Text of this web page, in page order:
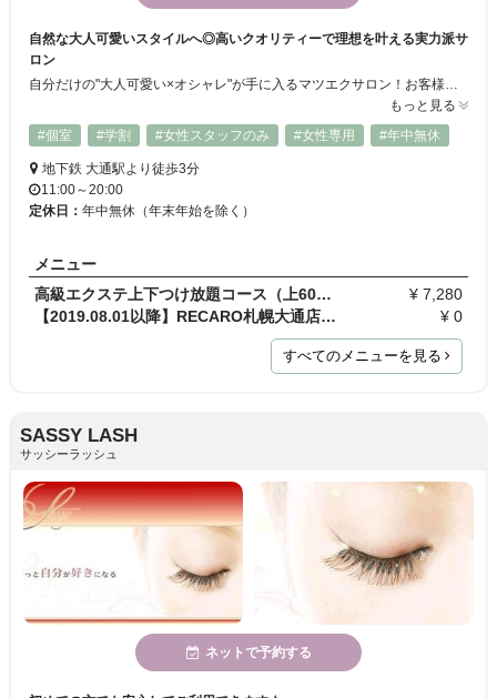
自然な大人可愛いスタイルへ◎高いクオリティーで理想を叶える実力派サ
ロン
自分だけの"大人可愛い×オシャレ"が手に入るマツエクサロン！お客様のお目元に合わせてカールや長さ、デザインをご提案します♪施術も快適にお過ごし頂けるようにリクライニングチェアをご用意してます！またグルー(接着剤)は信頼性の高い国産を使用しているので、お肌が弱い方でも大丈夫です♪
もっと見る
#個室
#学割 #女性スタッフのみ #女性専用 #年中無休
地下鉄 大通駅より徒歩3分
11:00～20:00
定休日： 年中無休（年末年始を除く）
メニュー
高級エクステ上下つけ放題コース（上60分+下30分）
¥ 7,280
【2019.08.01以降】RECARO札幌大通店を初めてご利用…
¥ 0
すべてのメニューを見る
SASSY LASH
サッシーラッシュ
ネットで予約する